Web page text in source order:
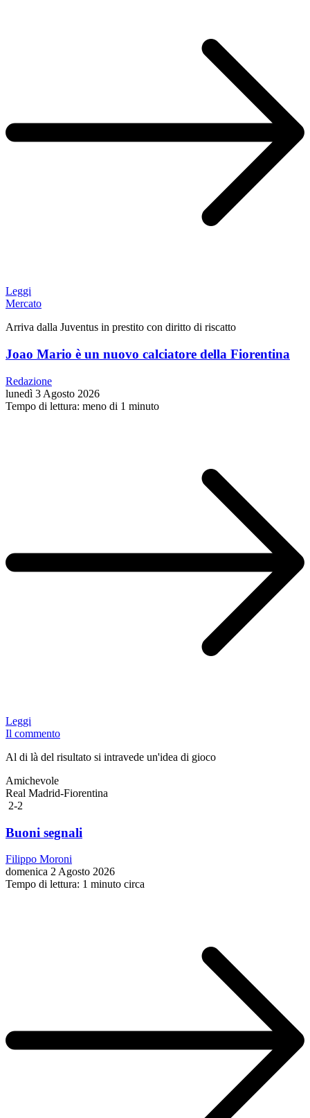
Leggi
Mercato
Arriva dalla Juventus in prestito con diritto di riscatto
Joao Mario è un nuovo calciatore della Fiorentina
Redazione
lunedì 3 Agosto 2026
Tempo di lettura: meno di 1 minuto
Leggi
Il commento
Al di là del risultato si intravede un'idea di gioco
Amichevole
Real Madrid-Fiorentina
2-2
Buoni segnali
Filippo Moroni
domenica 2 Agosto 2026
Tempo di lettura: 1 minuto circa